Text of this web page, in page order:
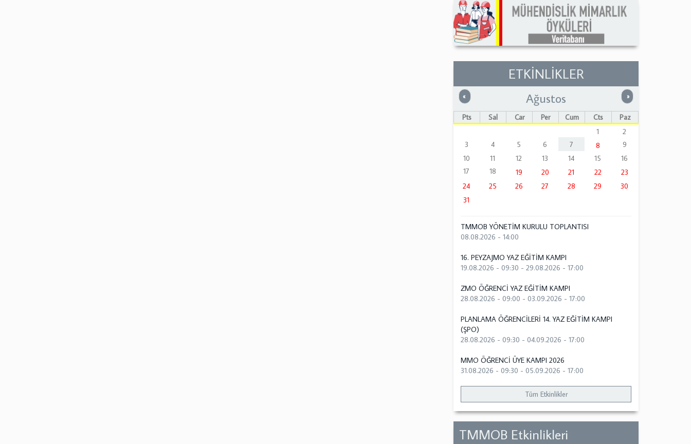
ETKİNLİKLER
« Önceki »Sonraki
Ağustos
Pts Sal Çar Per Cum Cts
Paz
1
2
3
4 5 6 7 8
9
10
11 12 13 14 15
16
17
18 19 20 21 22
23
24
25 26 27 28 29
30
31
TMMOB YÖNETİM KURULU TOPLANTISI
08.08.2026 - 14:00
16. PEYZAJMO YAZ EĞİTİM KAMPI
19.08.2026 - 09:30 -29.08.2026 - 17:00
ZMO ÖĞRENCİ YAZ EĞİTİM KAMPI
28.08.2026 - 09:00 -03.09.2026 - 17:00
PLANLAMA ÖĞRENCİLERİ 14. YAZ EĞİTİM KAMPI
(ŞPO)
28.08.2026 - 09:30 -04.09.2026 - 17:00
MMO ÖĞRENCİ ÜYE KAMPI 2026
31.08.2026 - 09:30 -05.09.2026 - 17:00
Tüm Etkinlikler
TMMOB Etkinlikleri